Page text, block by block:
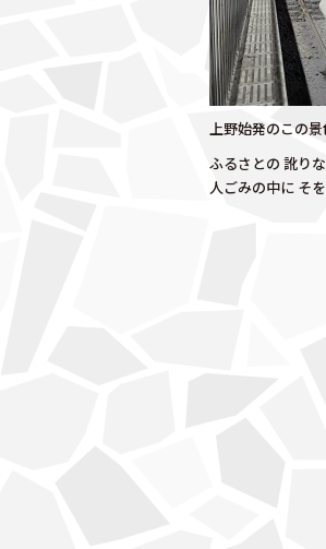
上野始発のこの
ふるさとの 訛り
人ごみの中に そ